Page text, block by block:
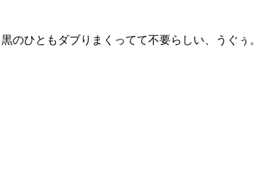
のひともダブりまくってて不要らしい、うぐぅ。